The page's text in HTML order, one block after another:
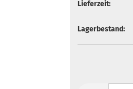
Konto erstellenLieferzeit:
Lagerbestand: